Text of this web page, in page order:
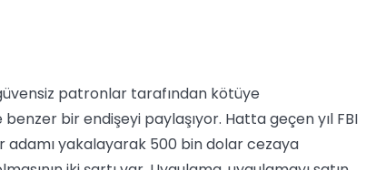
patronlar tarafından kötüye
bir endişeyi paylaşıyor. Hatta geçen yıl FBI
yakalayarak 500 bin dolar cezaya